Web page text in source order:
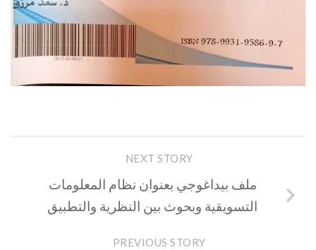
NEXT STORY
ملف بيداغوجي بعنوان نظام المعلومات
التسويقية وبحوث بين النظرية والتطبيق
PREVIOUS STORY